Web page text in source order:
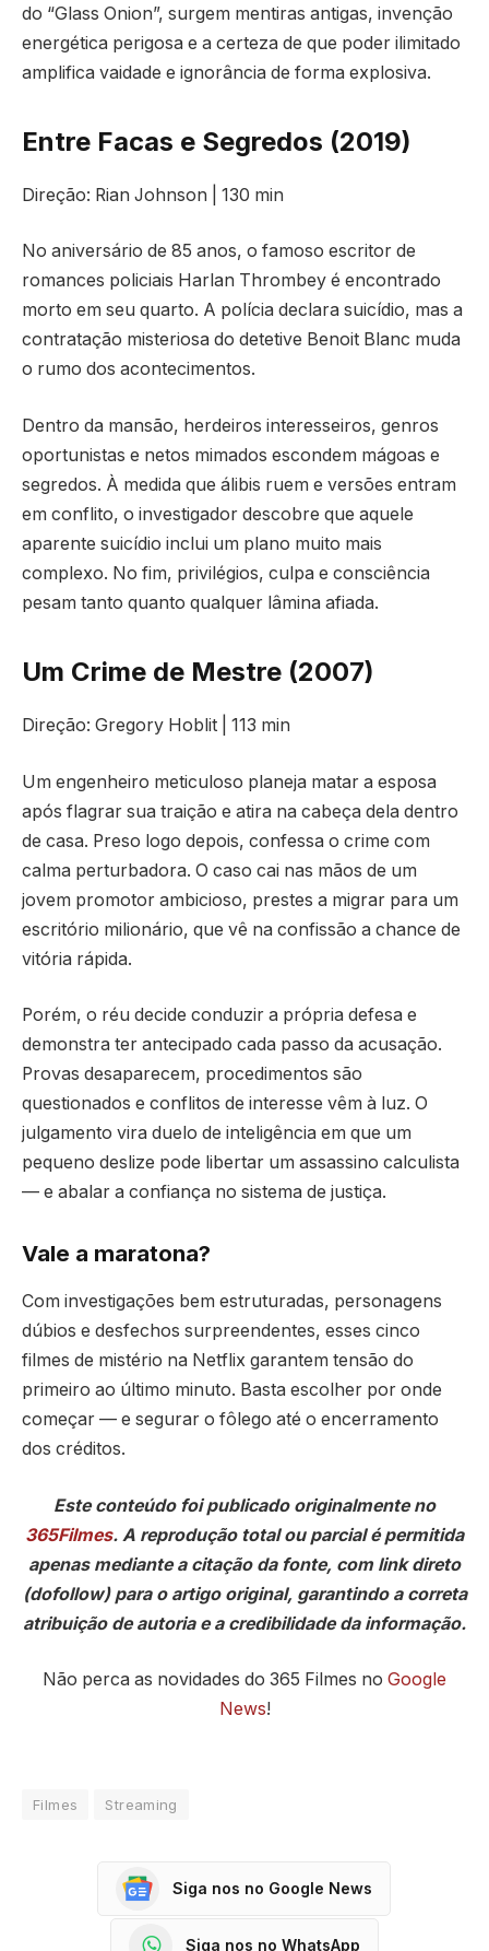
do “Glass Onion”, surgem mentiras antigas, invenção
energética perigosa e a certeza de que poder ilimitado
amplifica vaidade e ignorância de forma explosiva.
Entre Facas e Segredos (2019)
Direção: Rian Johnson | 130 min
No aniversário de 85 anos, o famoso escritor de
romances policiais Harlan Thrombey é encontrado
morto em seu quarto. A polícia declara suicídio, mas a
contratação misteriosa do detetive Benoit Blanc muda
o rumo dos acontecimentos.
Dentro da mansão, herdeiros interesseiros, genros
oportunistas e netos mimados escondem mágoas e
segredos. À medida que álibis ruem e versões entram
em conflito, o investigador descobre que aquele
aparente suicídio inclui um plano muito mais
complexo. No fim, privilégios, culpa e consciência
pesam tanto quanto qualquer lâmina afiada.
Um Crime de Mestre (2007)
Direção: Gregory Hoblit | 113 min
Um engenheiro meticuloso planeja matar a esposa
após flagrar sua traição e atira na cabeça dela dentro
de casa. Preso logo depois, confessa o crime com
calma perturbadora. O caso cai nas mãos de um
jovem promotor ambicioso, prestes a migrar para um
escritório milionário, que vê na confissão a chance de
vitória rápida.
Porém, o réu decide conduzir a própria defesa e
demonstra ter antecipado cada passo da acusação.
Provas desaparecem, procedimentos são
questionados e conflitos de interesse vêm à luz. O
julgamento vira duelo de inteligência em que um
pequeno deslize pode libertar um assassino calculista
— e abalar a confiança no sistema de justiça.
Vale a maratona?
Com investigações bem estruturadas, personagens
dúbios e desfechos surpreendentes, esses cinco
filmes de mistério na Netflix garantem tensão do
primeiro ao último minuto. Basta escolher por onde
começar — e segurar o fôlego até o encerramento
dos créditos.
Este conteúdo foi publicado originalmente no
365Filmes. A reprodução total ou parcial é permitida
apenas mediante a citação da fonte, com link direto
(dofollow) para o artigo original, garantindo a correta
atribuição de autoria e a credibilidade da informação.
Não perca as novidades do 365 Filmes no Google
News!
Filmes Streaming
Siga nos no Google News
Siga nos no WhatsApp